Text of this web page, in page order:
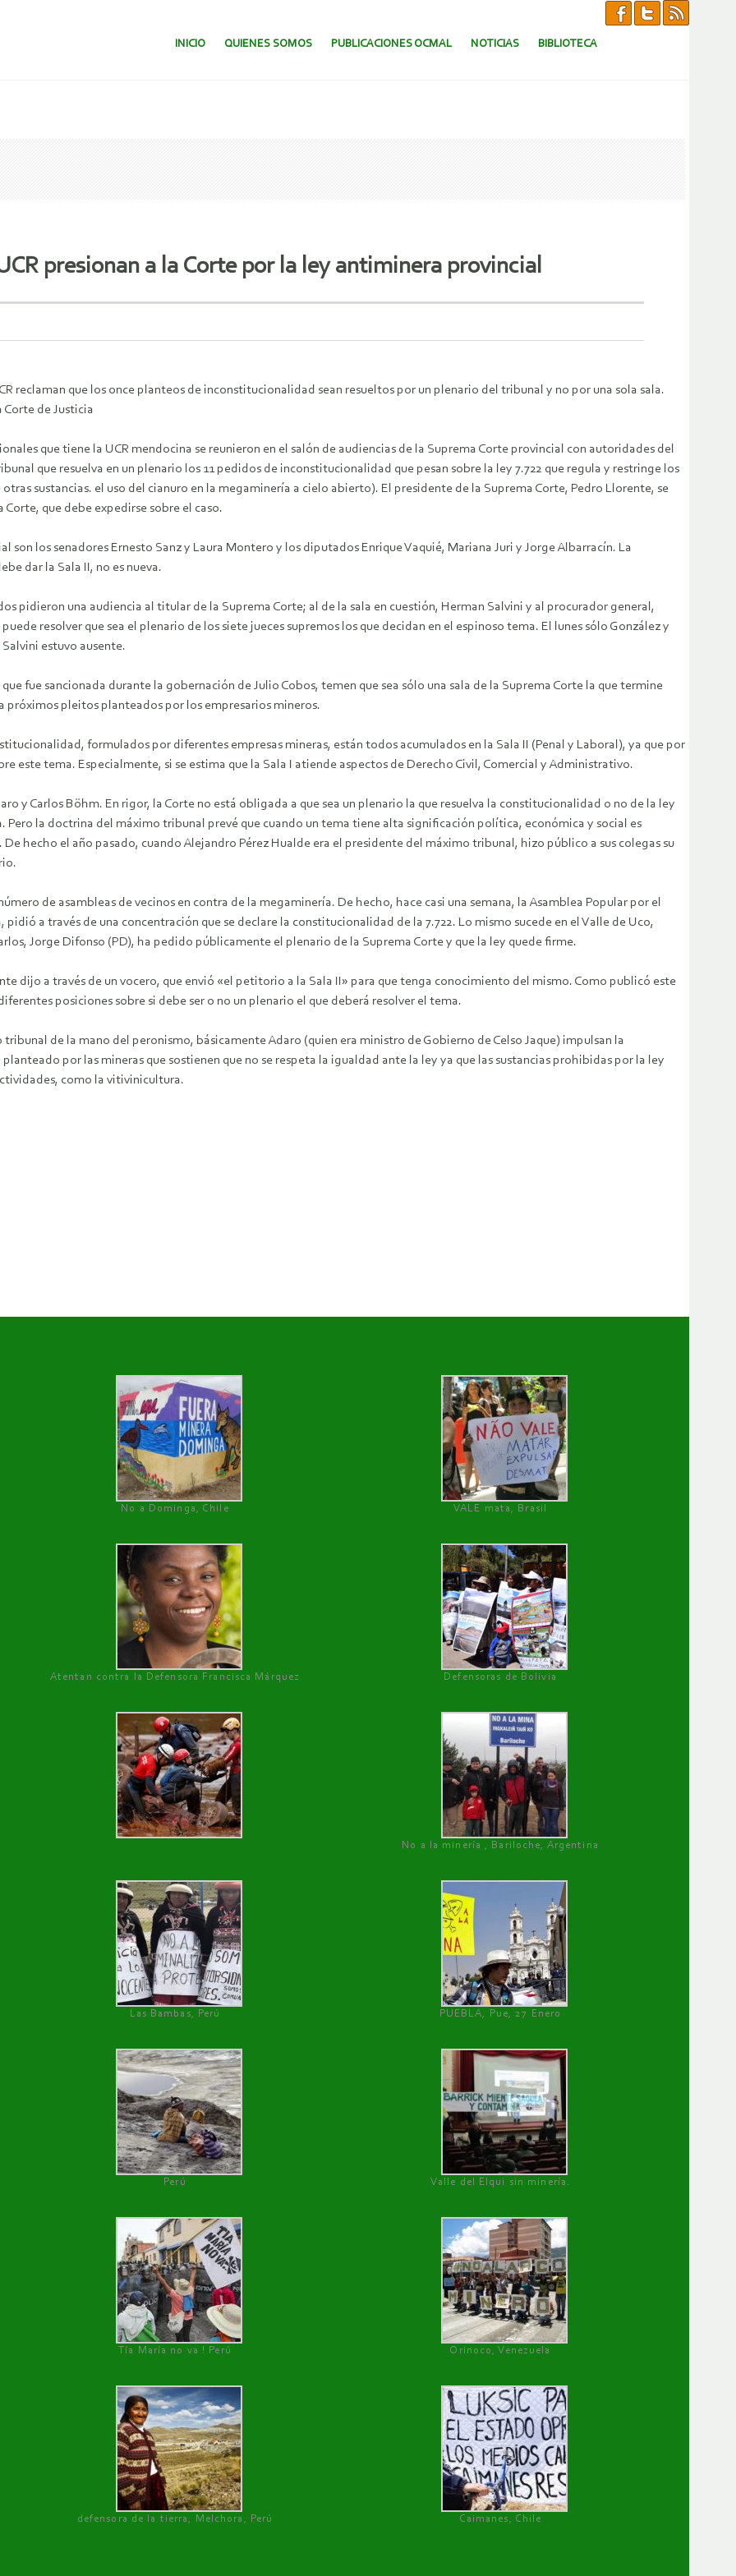
SALTAR AL CONTENIDO.
INICIO QUIENES SOMOS PUBLICACIONES OCMAL NOTICIAS BIBLIOTECA
presionan a la Corte por la ley antiminera provincial
reclaman que los once planteos de inconstitucionalidad sean resueltos por un plenario del tribunal y no por una sola sala.
de Justicia
que tiene la UCR mendocina se reunieron en el salón de audiencias de la Suprema Corte provincial con autoridades del
que resuelva en un plenario los 11 pedidos de inconstitucionalidad que pesan sobre la ley 7.722 que regula y restringe los
sustancias. el uso del cianuro en la megaminería a cielo abierto). El presidente de la Suprema Corte, Pedro Llorente, se
que debe expedirse sobre el caso.
son los senadores Ernesto Sanz y Laura Montero y los diputados Enrique Vaquié, Mariana Juri y Jorge Albarracín. La
dar la Sala II, no es nueva.
pidieron una audiencia al titular de la Suprema Corte; al de la sala en cuestión, Herman Salvini y al procurador general,
resolver que sea el plenario de los siete jueces supremos los que decidan en el espinoso tema. El lunes sólo González y
estuvo ausente.
fue sancionada durante la gobernación de Julio Cobos, temen que sea sólo una sala de la Suprema Corte la que termine
pleitos planteados por los empresarios mineros.
formulados por diferentes empresas mineras, están todos acumulados en la Sala II (Penal y Laboral), ya que por
este tema. Especialmente, si se estima que la Sala I atiende aspectos de Derecho Civil, Comercial y Administrativo.
y Carlos Böhm. En rigor, la Corte no está obligada a que sea un plenario la que resuelva la constitucionalidad o no de la ley
Pero la doctrina del máximo tribunal prevé que cuando un tema tiene alta significación política, económica y social es
hecho el año pasado, cuando Alejandro Pérez Hualde era el presidente del máximo tribunal, hizo público a sus colegas su
de asambleas de vecinos en contra de la megaminería. De hecho, hace casi una semana, la Asamblea Popular por el
a través de una concentración que se declare la constitucionalidad de la 7.722. Lo mismo sucede en el Valle de Uco,
Jorge Difonso (PD), ha pedido públicamente el plenario de la Suprema Corte y que la ley quede firme.
dijo a través de un vocero, que envió «el petitorio a la Sala II» para que tenga conocimiento del mismo. Como publicó este
posiciones sobre si debe ser o no un plenario el que deberá resolver el tema.
de la mano del peronismo, básicamente Adaro (quien era ministro de Gobierno de Celso Jaque) impulsan la
por las mineras que sostienen que no se respeta la igualdad ante la ley ya que las sustancias prohibidas por la ley
como la vitivinicultura.
No a Dominga, Chile
VALE mata, Brasil
Atentan contra la Defensora Francisca Márquez Defensoras de Bolivia
No a la minería , Bariloche, Argentina
Las Bambas, Perú PUEBLA, Pue, 27 Enero
Perú Valle del Elqui sin minería.
Tía María no va ! Perú Orinoco, Venezuela
defensora de la tierra, Melchora, Perú Caimanes, Chile